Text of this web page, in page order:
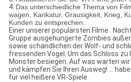
4. Das unterschiedliche Thema von
wagen, Karikatur, Grausigkeit, Krieg,
Kunden zu entsprechen.
Einer unserer populärsten Filme :
Gruppe ausgehungerte Zombies
sowie schändlichen der Wolf- und
fressenden Vögel. Um das Schloss
Monster besiegen. Auf was warten
und kämpfen Sie Ihren Ausweg! …
für viel heißere VR-Spiele.